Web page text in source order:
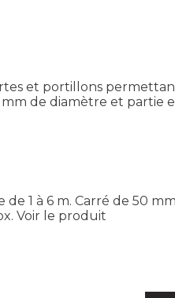
et portillons
de diamètre et partie
de 1 à 6 m. Carré de
Voir le produit